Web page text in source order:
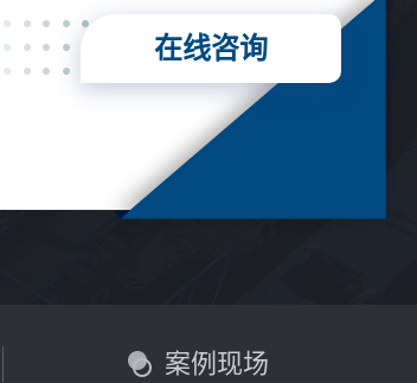
在线咨询
案例现场